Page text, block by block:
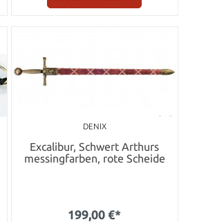
DENIX
Excalibur, Schwert Arthurs
messingfarben, rote Scheide
199,00 €*